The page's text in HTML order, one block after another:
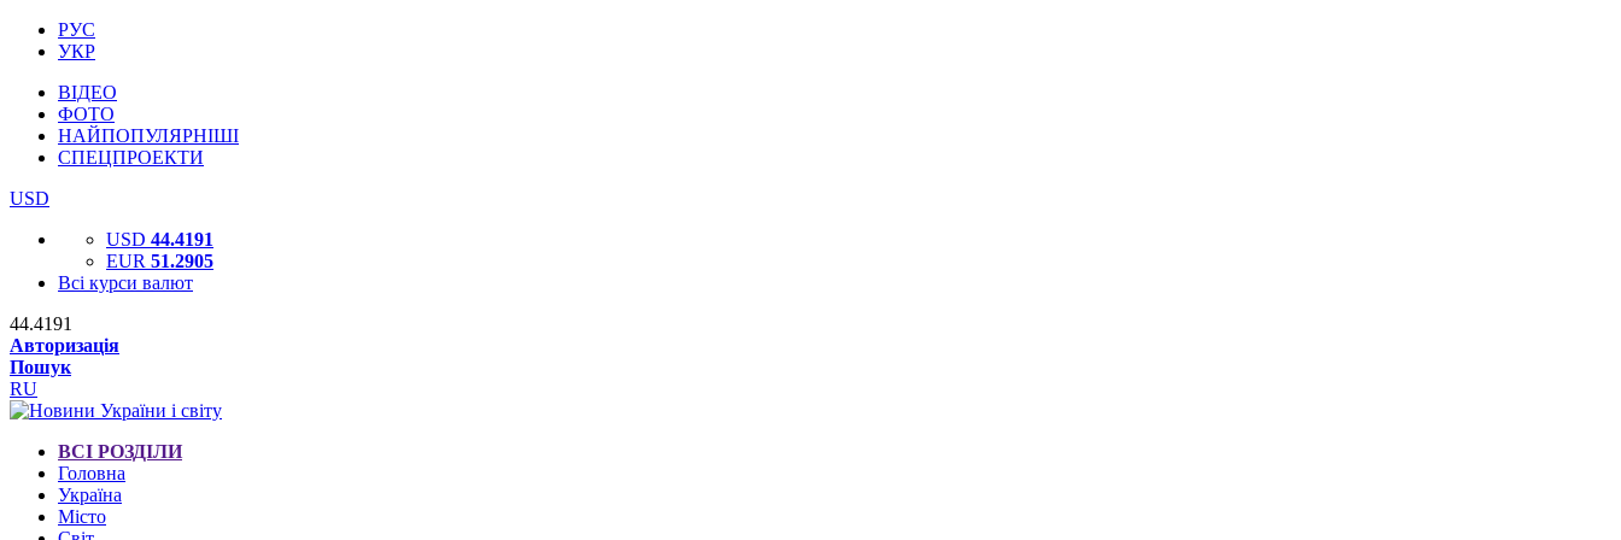
РУС
УКР
ВІДЕО
ФОТО
НАЙПОПУЛЯРНІШІ
СПЕЦПРОЕКТИ
USD
USD 44.4191
EUR 51.2905
Всі курси валют
44.4191
Авторизація
Пошук
RU
ВСІ РОЗДІЛИ
Головна
Україна
Місто